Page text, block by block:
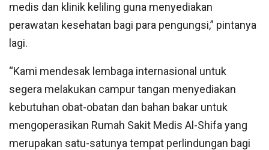
medis dan klinik keliling guna menyediakan
perawatan kesehatan bagi para pengungsi,” pintanya
lagi.
“Kami mendesak lembaga internasional untuk
segera melakukan campur tangan menyediakan
kebutuhan obat-obatan dan bahan bakar untuk
mengoperasikan Rumah Sakit Medis Al-Shifa yang
merupakan satu-satunya tempat perlindungan bagi